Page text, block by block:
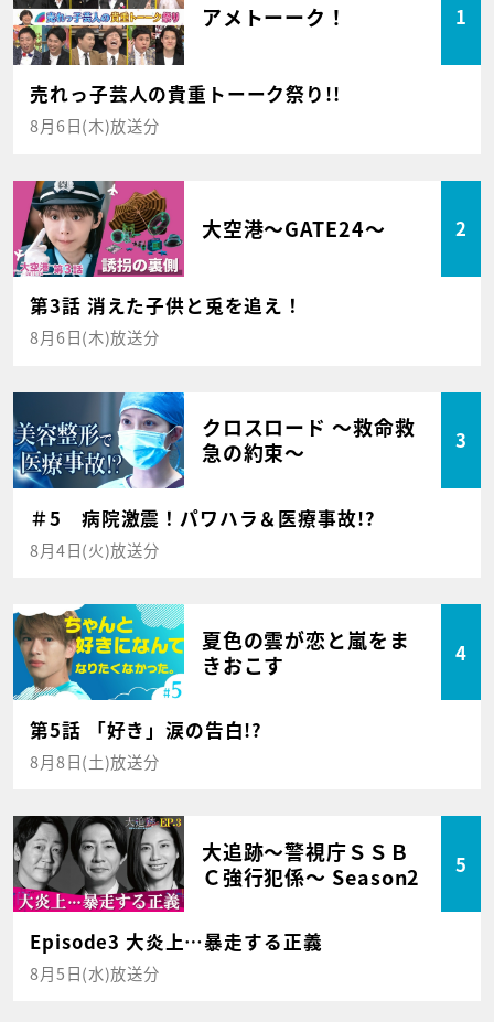
アメトーーク！ 1
売れっ子芸人の貴重トーーク祭り!!
8月6日(木)放送分
大空港～GATE24～ 2
第3話 消えた子供と兎を追え！
8月6日(木)放送分
クロスロード ～救命救
急の約束～
3
＃5 病院激震！パワハラ＆医療事故!?
8月4日(火)放送分
夏色の雲が恋と嵐をま
きおこす
4
第5話 「好き」涙の告白!?
8月8日(土)放送分
大追跡～警視庁ＳＳＢ
Ｃ強行犯係～ Season2
5
Episode3 大炎上…暴走する正義
8月5日(水)放送分